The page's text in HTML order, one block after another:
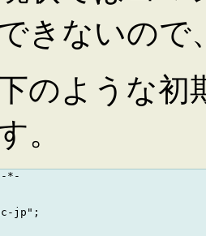
きないので
のような
。
-*-
jp";